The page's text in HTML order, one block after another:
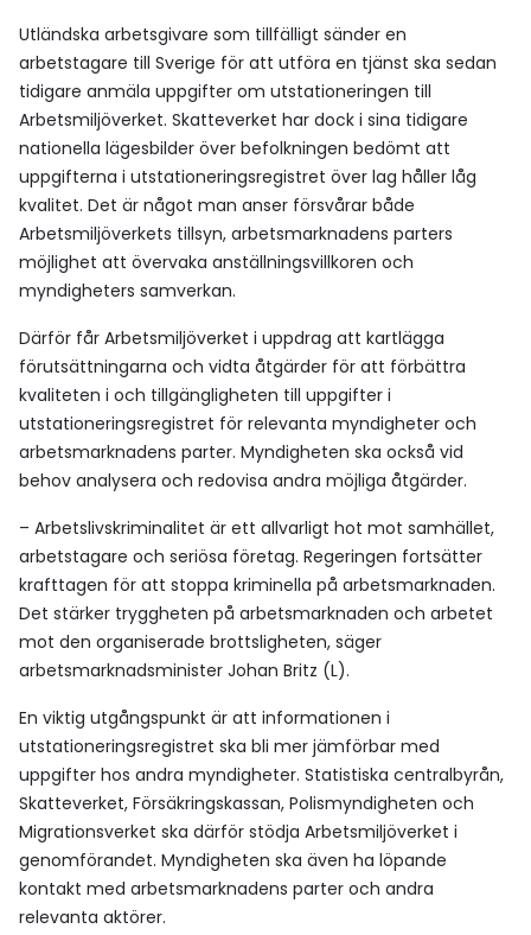
Utländska arbetsgivare som tillfälligt sänder en
arbetstagare till Sverige för att utföra en tjänst ska sedan
tidigare anmäla uppgifter om utstationeringen till
Arbetsmiljöverket. Skatteverket har dock i sina tidigare
nationella lägesbilder över befolkningen bedömt att
uppgifterna i utstationeringsregistret över lag håller låg
kvalitet. Det är något man anser försvårar både
Arbetsmiljöverkets tillsyn, arbetsmarknadens parters
möjlighet att övervaka anställningsvillkoren och
myndigheters samverkan.
Därför får Arbetsmiljöverket i uppdrag att kartlägga
förutsättningarna och vidta åtgärder för att förbättra
kvaliteten i och tillgängligheten till uppgifter i
utstationeringsregistret för relevanta myndigheter och
arbetsmarknadens parter. Myndigheten ska också vid
behov analysera och redovisa andra möjliga åtgärder.
– Arbetslivskriminalitet är ett allvarligt hot mot samhället,
arbetstagare och seriösa företag. Regeringen fortsätter
krafttagen för att stoppa kriminella på arbetsmarknaden.
Det stärker tryggheten på arbetsmarknaden och arbetet
mot den organiserade brottsligheten, säger
arbetsmarknadsminister Johan Britz (L).
En viktig utgångspunkt är att informationen i
utstationeringsregistret ska bli mer jämförbar med
uppgifter hos andra myndigheter. Statistiska centralbyrån,
Skatteverket, Försäkringskassan, Polismyndigheten och
Migrationsverket ska därför stödja Arbetsmiljöverket i
genomförandet. Myndigheten ska även ha löpande
kontakt med arbetsmarknadens parter och andra
relevanta aktörer.